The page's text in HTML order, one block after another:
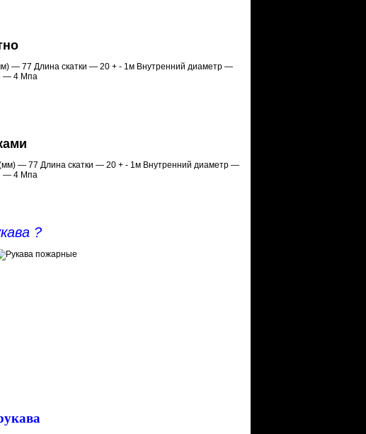
— 77 Длина скатки — 20 + - 1м Внутренний диаметр —
— 4 Мпа
— 77 Длина скатки — 20 + - 1м Внутренний диаметр —
— 4 Мпа
?